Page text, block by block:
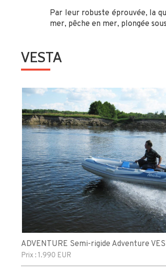
Par leur robuste éprouvée, la
mer, pêche en mer, plongée
VESTA
ADVENTURE Semi-rigide Adventure
Prix :1.990 EUR